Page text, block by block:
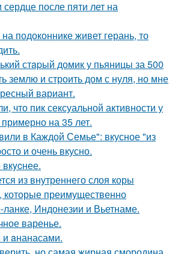
после пяти лет на
подоконнике живет герань, то
стapый домик у пьяницы за 500
землю и строить дом с нуля, но мне
вариант.
что пик сексуальной активности у
на 35 лет.
в Каждой Семье": вкусное "из
и очень вкусно.
из внутреннего слоя коры
которые преимущественно
Индонезии и Вьетнаме.
варенье.
и aнанасами.